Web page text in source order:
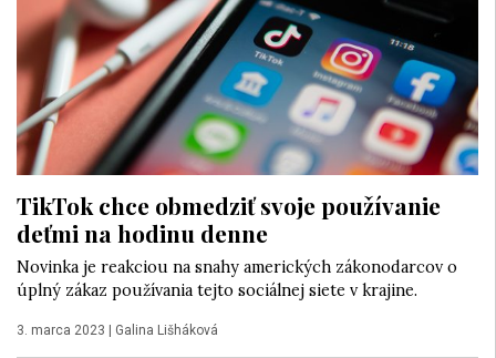
TikTok chce obmedziť svoje používanie
deťmi na hodinu denne
Novinka je reakciou na snahy amerických zákonodarcov o
úplný zákaz používania tejto sociálnej siete v krajine.
3. marca 2023 | Galina Lišháková